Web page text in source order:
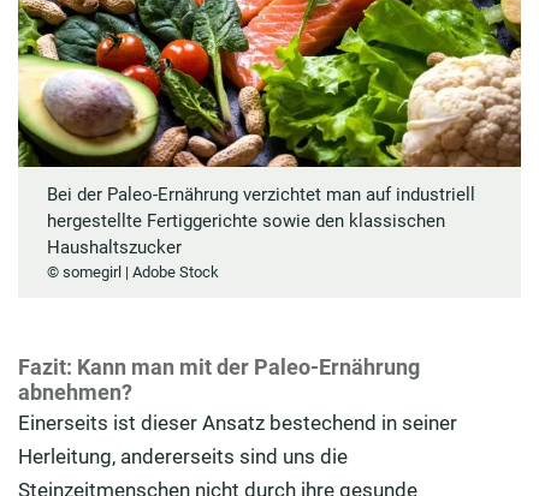
Bei der Paleo-Ernährung verzichtet man auf industriell
hergestellte Fertiggerichte sowie den klassischen
Haushaltszucker
© somegirl | Adobe Stock
Fazit: Kann man mit der Paleo-Ernährung
abnehmen?
Einerseits ist dieser Ansatz bestechend in seiner
Herleitung, andererseits sind uns die
Steinzeitmenschen nicht durch ihre gesunde